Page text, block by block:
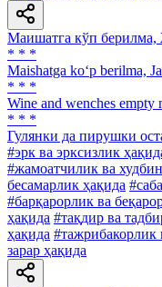
Маишатга кўп берилма,
* * *
Maishatga ko‘p berilma,
* * *
Wine and wenches empty
* * *
Гулянки да пирушки
#эрк ва эрксизлик
#жамоатчилик ва
бесамарлик ҳақида
#барқарорлик ва
ҳақида #тақдир ва
ҳақида #тажрибакорлик
зарар ҳақида